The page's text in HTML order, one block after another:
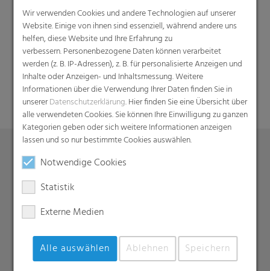
Suche
Wir verwenden Cookies und andere Technologien auf unserer
Website. Einige von ihnen sind essenziell, während andere uns
helfen, diese Website und Ihre Erfahrung zu
verbessern. Personenbezogene Daten können verarbeitet
werden (z. B. IP-Adressen), z. B. für personalisierte Anzeigen und
Inhalte oder Anzeigen- und Inhaltsmessung. Weitere
Informationen über die Verwendung Ihrer Daten finden Sie in
unsererDatenschutzerklärung. Hier finden Sie eine Übersicht über
alle verwendeten Cookies. Sie können Ihre Einwilligung zu ganzen
Kategorien geben oder sich weitere Informationen anzeigen
lassen und so nur bestimmte Cookies auswählen.
Notwendige Cookies
Statistik
Externe Medien
Alle auswählen Ablehnen Speichern
Produkte
Barrierefolien
Compounds
Industriefolien, Säcke, Sackverpackungen
Liners